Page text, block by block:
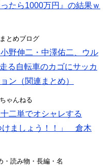
たら1000万円』の結果ｗ
とめブログ
野伸二・中澤佑二、ウル
る自転車のカゴにサッカ
ン（関連まとめ）
ゃんねる
二単でオシャレする
ましょう！！」 倉木
・読み物・長編・名